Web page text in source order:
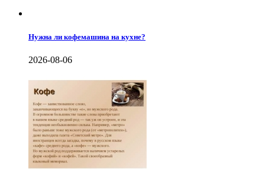
Нужна ли кофемашина на кухне?
2026-08-06